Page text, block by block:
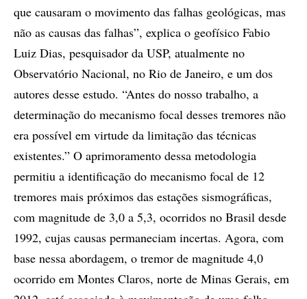
que causaram o movimento das falhas geológicas, mas
não as causas das falhas”, explica o geofísico Fabio
Luiz Dias, pesquisador da USP, atualmente no
Observatório Nacional, no Rio de Janeiro, e um dos
autores desse estudo. “Antes do nosso trabalho, a
determinação do mecanismo focal desses tremores não
era possível em virtude da limitação das técnicas
existentes.” O aprimoramento dessa metodologia
permitiu a identificação do mecanismo focal de 12
tremores mais próximos das estações sismográficas,
com magnitude de 3,0 a 5,3, ocorridos no Brasil desde
1992, cujas causas permaneciam incertas. Agora, com
base nessa abordagem, o tremor de magnitude 4,0
ocorrido em Montes Claros, norte de Minas Gerais, em